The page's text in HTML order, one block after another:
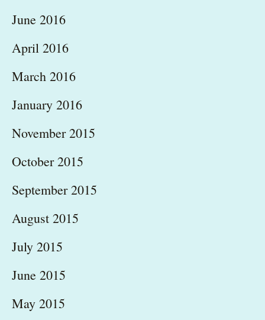
June 2016
April 2016
March 2016
January 2016
November 2015
October 2015
September 2015
August 2015
July 2015
June 2015
May 2015